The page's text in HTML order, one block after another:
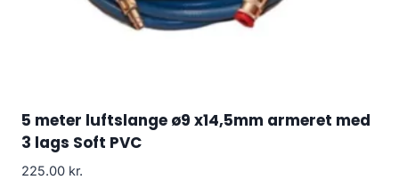
5 meter luftslange ø9 x14,5mm armeret med
3 lags Soft PVC
225.00 kr.